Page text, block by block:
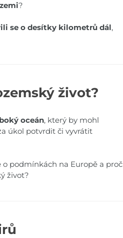
?
se o desítky kilometrů dál,
život?
oceán, který by mohl
úkol potvrdit či vyvrátit
podmínkách na Europě a proč
život?